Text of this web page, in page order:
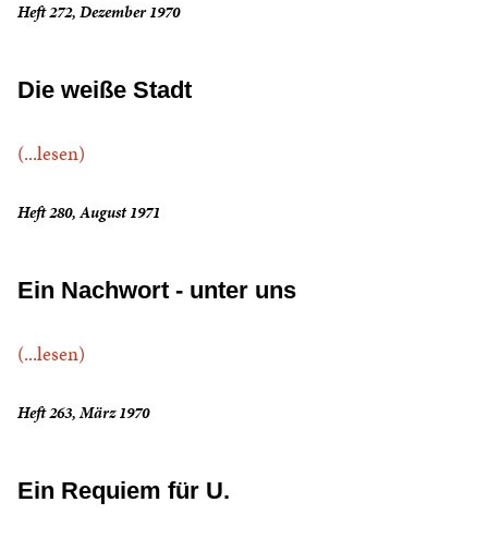
Heft 272, Dezember 1970
Die weiße Stadt
(...lesen)
Heft 280, August 1971
Ein Nachwort - unter uns
(...lesen)
Heft 263, März 1970
Ein Requiem für U.